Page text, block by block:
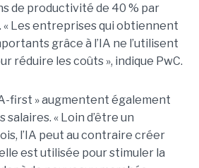
de productivité de 40 % par
« Les entreprises qui obtiennent
grâce à l’IA ne l’utilisent
réduire les coûts », indique PwC.
first » augmentent également
« Loin d’être un
l’IA peut au contraire créer
est utilisée pour stimuler la